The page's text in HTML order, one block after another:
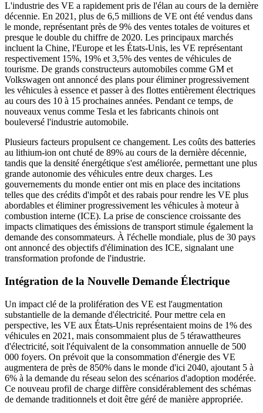
L'industrie des VE a rapidement pris de l'élan au cours de la dernière
décennie. En 2021, plus de 6,5 millions de VE ont été vendus dans
le monde, représentant près de 9% des ventes totales de voitures et
presque le double du chiffre de 2020. Les principaux marchés
incluent la Chine, l'Europe et les États-Unis, les VE représentant
respectivement 15%, 19% et 3,5% des ventes de véhicules de
tourisme. De grands constructeurs automobiles comme GM et
Volkswagen ont annoncé des plans pour éliminer progressivement
les véhicules à essence et passer à des flottes entièrement électriques
au cours des 10 à 15 prochaines années. Pendant ce temps, de
nouveaux venus comme Tesla et les fabricants chinois ont
bouleversé l'industrie automobile.
Plusieurs facteurs propulsent ce changement. Les coûts des batteries
au lithium-ion ont chuté de 89% au cours de la dernière décennie,
tandis que la densité énergétique s'est améliorée, permettant une plus
grande autonomie des véhicules entre deux charges. Les
gouvernements du monde entier ont mis en place des incitations
telles que des crédits d'impôt et des rabais pour rendre les VE plus
abordables et éliminer progressivement les véhicules à moteur à
combustion interne (ICE). La prise de conscience croissante des
impacts climatiques des émissions de transport stimule également la
demande des consommateurs. À l'échelle mondiale, plus de 30 pays
ont annoncé des objectifs d'élimination des ICE, signalant une
transformation profonde de l'industrie.
Intégration de la Nouvelle Demande Électrique
Un impact clé de la prolifération des VE est l'augmentation
substantielle de la demande d'électricité. Pour mettre cela en
perspective, les VE aux États-Unis représentaient moins de 1% des
véhicules en 2021, mais consommaient plus de 5 térawattheures
d'électricité, soit l'équivalent de la consommation annuelle de 500
000 foyers. On prévoit que la consommation d'énergie des VE
augmentera de près de 850% dans le monde d'ici 2040, ajoutant 5 à
6% à la demande du réseau selon des scénarios d'adoption modérée.
Ce nouveau profil de charge diffère considérablement des schémas
de demande traditionnels et doit être géré de manière appropriée.